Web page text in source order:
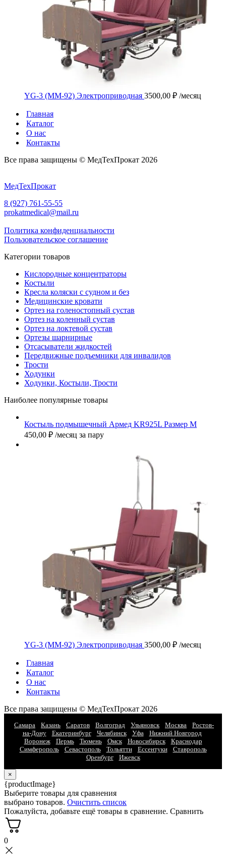
YG-3 (MM-92) Электроприводная 3500,00 ₽ /месяц
Главная
Каталог
О нас
Контакты
Все права защищены ©️ МедТехПрокат 2026
МедТехПрокат
8 (927) 761-55-55
prokatmedical@mail.ru
Политика конфиденциальности
Пользовательское соглашение
Категории товаров
Кислородные концентраторы
Костыли
Кресла коляски с судном и без
Медицинские кровати
Ортез на голеностопный сустав
Ортез на коленный сустав
Ортез на локтевой сустав
Ортезы шарнирные
Отсасыватели жидкостей
Передвижные подъемники для инвалидов
Трости
Ходунки
Ходунки, Костыли, Трости
Наиболее популярные товары
Костыль подмышечный Армед KR925L Размер M
450,00 ₽ /месяц за пару
YG-3 (MM-92) Электроприводная 3500,00 ₽ /месяц
Главная
Каталог
О нас
Контакты
Все права защищены ©️ МедТехПрокат 2026
Самара Казань Саратов Волгоград Ульяновск Москва
Ростов-
на-Дону
Екатеринбург Челябинск Уфа
Нижний Новгород
Воронеж
Пермь Тюмень Омск Новосибирск
Краснодар
Симферополь
Севастополь Тольятти Ессентуки
Ставрополь
Оренбург
Ижевск
×
{productImage}
Выберите товары для сравнения
выбрано товаров. Очистить список
Пожалуйста, добавьте ещё товары в сравнение. Сравнить
0